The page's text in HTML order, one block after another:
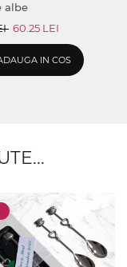
albe
60.25 LEI
IN COS